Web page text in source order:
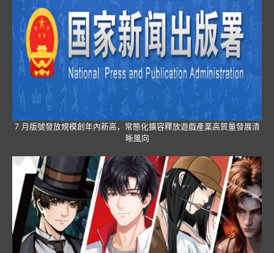
7 月版號發放規模創年內新高，常態化擴容釋放遊戲產業高質量發展清
晰風向